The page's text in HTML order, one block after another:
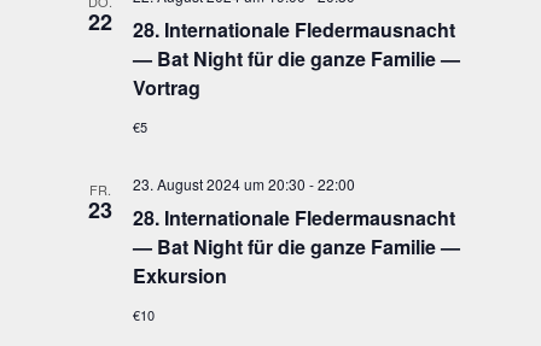
22
28. Inter­na­tio­na­le Fle­der­maus­nacht
— Bat Night für die gan­ze Fami­lie —
Vortrag
€5
FR.
23
28. Inter­na­tio­na­le Fle­der­maus­nacht
— Bat Night für die gan­ze Fami­lie —
Exkursion
23. August 2024 um 20:30 -22:00
€10